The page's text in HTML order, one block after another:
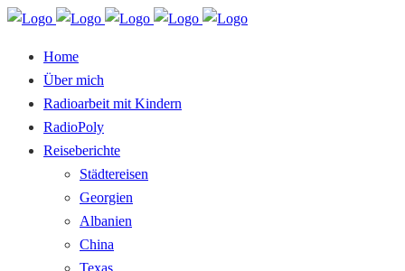
Home
Über mich
Radioarbeit mit Kindern
RadioPoly
Reiseberichte
Städtereisen
Georgien
Albanien
China
Texas